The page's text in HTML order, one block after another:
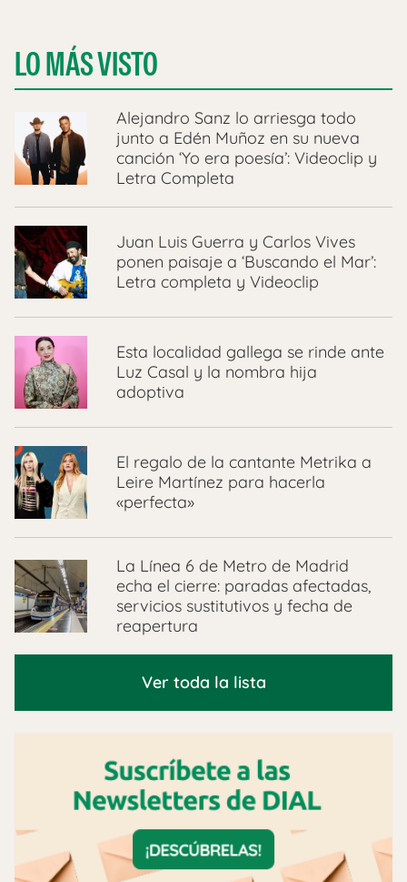
LO MÁS VISTO
Alejandro Sanz lo arriesga todo
junto a Edén Muñoz en su nueva
canción ‘Yo era poesía’: Videoclip y
Letra Completa
Juan Luis Guerra y Carlos Vives
ponen paisaje a ‘Buscando el Mar’:
Letra completa y Videoclip
Esta localidad gallega se rinde ante
Luz Casal y la nombra hija
adoptiva
El regalo de la cantante Metrika a
Leire Martínez para hacerla
«perfecta»
La Línea 6 de Metro de Madrid
echa el cierre: paradas afectadas,
servicios sustitutivos y fecha de
reapertura
Ver toda la lista